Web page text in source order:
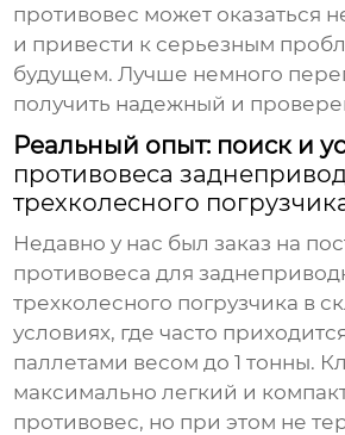
противовес может оказаться
и привести к серьезным
будущем. Лучше немного
получить надежный и
Реальный опыт: поиск и
противовеса
трехколесного
Недавно у нас был заказ на
противовеса для
трехколесного погрузчика в
условиях, где часто
паллетами весом до 1 тонны.
максимально легкий и
противовес, но при этом не